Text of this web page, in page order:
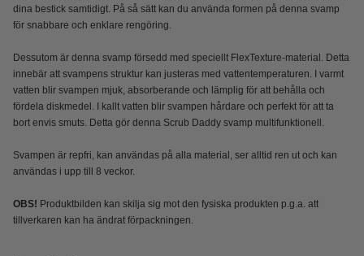
dina bestick samtidigt. På så sätt kan du använda formen på denna svamp
för snabbare och enklare rengöring.
Dessutom är denna svamp försedd med speciellt FlexTexture-material. Detta
innebär att svampens struktur kan justeras med vattentemperaturen. I varmt
vatten blir svampen mjuk, absorberande och lämplig för att behålla och
fördela diskmedel. I kallt vatten blir svampen hårdare och perfekt för att ta
bort envis smuts. Detta gör denna Scrub Daddy svamp multifunktionell.
Svampen är repfri, kan användas på alla material, ser alltid ren ut och kan
användas i upp till 8 veckor.
OBS! Produktbilden kan skilja sig mot den fysiska produkten p.g.a. att
tillverkaren kan ha ändrat förpackningen.